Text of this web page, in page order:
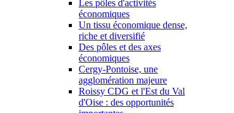
Les pôles d'activités
économiques
Un tissu économique dense,
riche et diversifié
Des pôles et des axes
économiques
Cergy-Pontoise, une
agglomération majeure
Roissy CDG et l'Est du Val
d'Oise : des opportunités